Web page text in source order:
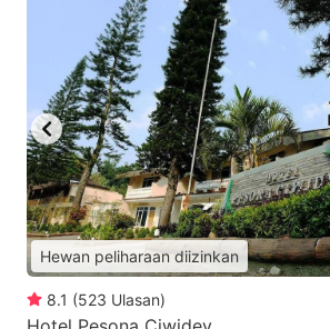
Hewan peliharaan diizinkan
8.1 (523 Ulasan)